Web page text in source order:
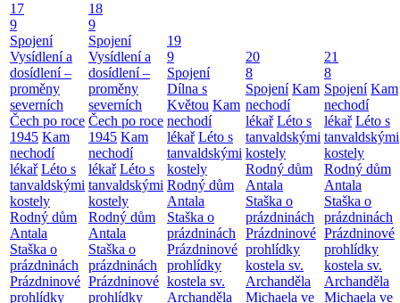
17
9
Spojení
Vysídlení a
dosídlení –
proměny
severních
Čech po roce
1945 Kam
nechodí
lékař Léto s
tanvaldskými
kostely
Rodný dům
Antala
Staška o
prázdninách
Prázdninové
prohlídky
18
9
Spojení
Vysídlení a
dosídlení –
proměny
severních
Čech po roce
1945 Kam
nechodí
lékař Léto s
tanvaldskými
kostely
Rodný dům
Antala
Staška o
prázdninách
Prázdninové
prohlídky
19
9
Spojení
Dílna s
Květou Kam
nechodí
lékař Léto s
tanvaldskými
kostely
Rodný dům
Antala
Staška o
prázdninách
Prázdninové
prohlídky
kostela sv.
Archanděla
20
8
Spojení Kam
nechodí
lékař Léto s
tanvaldskými
kostely
Rodný dům
Antala
Staška o
prázdninách
Prázdninové
prohlídky
kostela sv.
Archanděla
Michaela ve
21
8
Spojení Kam
nechodí
lékař Léto s
tanvaldskými
kostely
Rodný dům
Antala
Staška o
prázdninách
Prázdninové
prohlídky
kostela sv.
Archanděla
Michaela ve